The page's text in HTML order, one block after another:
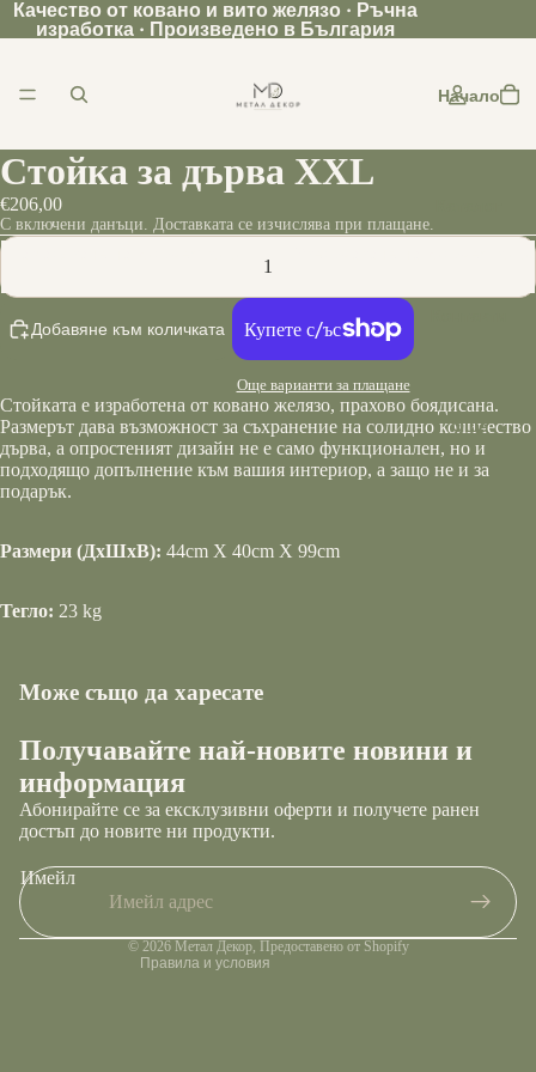
Качество от ковано и вито желязо · Ръчна
изработка · Произведено в България
Начало
Още
Стойка за дърва XXL
€206,00
С включени данъци. Доставката се изчислява при плащане.
Добавяне към количката
Още варианти за плащане
Стойката е изработена от ковано желязо, прахово боядисана.
Размерът дава възможност за съхранение на солидно количество
дърва, а опростеният дизайн не е само функционален, но и
подходящо допълнение към вашия интериор, а защо не и за
подарък.
Размери (ДxШxВ): 44cm X 40cm X 99cm
Тегло: 23 kg
Може също да харесате
Получавайте най-новите новини и
информация
Абонирайте се за ексклузивни оферти и получете ранен
достъп до новите ни продукти.
Имейл
© 2026 Метал Декор, Предоставено от Shopify
Правила и условия
Правила за повелителност
Условия за използване на услугата
Правила за възстановяване на суми
Правила за извършване на доставка